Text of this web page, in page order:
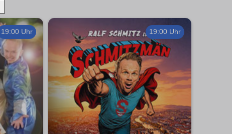
19:00 Uhr 19:00 Uhr